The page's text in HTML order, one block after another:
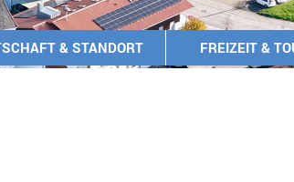
& STANDORT FREIZEIT &